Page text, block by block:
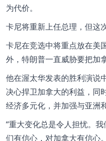
为代价。
卡尼将重新上任总理，但这
卡尼在竞选中将重点放在美
外，特朗普一直威胁要把加
他在渥太华发表的胜利演说
决心捍卫加拿大的利益，同
经济多元化，并加强与亚洲
重大变化总是令人担忧。
们有信心，对加拿大有信心